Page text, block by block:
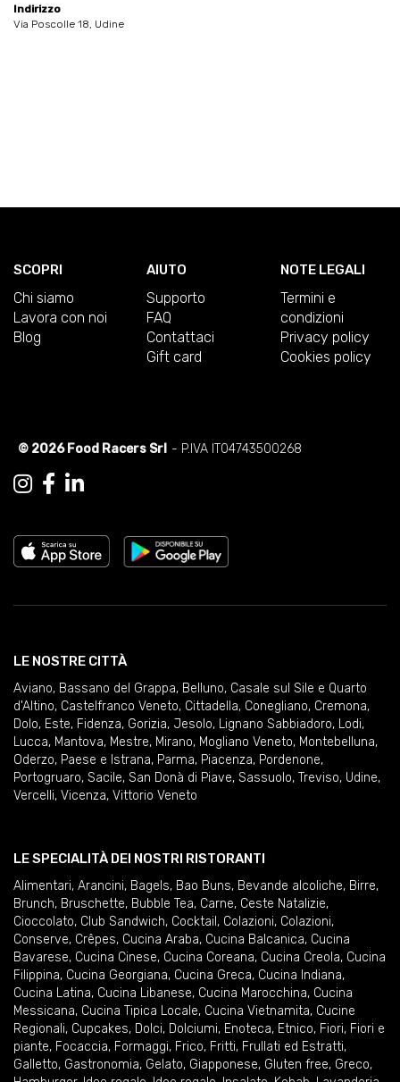
Indirizzo
Via Poscolle 18, Udine
SCOPRI
Chi siamo
Lavora con noi
Blog
AIUTO
Supporto
FAQ
Contattaci
Gift card
NOTE LEGALI
Termini e
condizioni
Privacy policy
Cookies policy
© 2026 Food Racers Srl - P.IVA IT04743500268
LE NOSTRE CITTÀ
Aviano, Bassano del Grappa, Belluno, Casale sul Sile e Quarto
d'Altino, Castelfranco Veneto, Cittadella, Conegliano, Cremona,
Dolo, Este, Fidenza, Gorizia, Jesolo, Lignano Sabbiadoro, Lodi,
Lucca, Mantova, Mestre, Mirano, Mogliano Veneto, Montebelluna,
Oderzo, Paese e Istrana, Parma, Piacenza, Pordenone,
Portogruaro, Sacile, San Donà di Piave, Sassuolo, Treviso, Udine,
Vercelli, Vicenza, Vittorio Veneto
LE SPECIALITÀ DEI NOSTRI RISTORANTI
Alimentari, Arancini, Bagels, Bao Buns, Bevande alcoliche, Birre,
Brunch, Bruschette, Bubble Tea, Carne, Ceste Natalizie,
Cioccolato, Club Sandwich, Cocktail , Colazioni, Colazioni,
Conserve, Crêpes, Cucina Araba, Cucina Balcanica, Cucina
Bavarese, Cucina Cinese, Cucina Coreana, Cucina Creola, Cucina
Filippina, Cucina Georgiana, Cucina Greca, Cucina Indiana,
Cucina Latina, Cucina Libanese, Cucina Marocchina, Cucina
Messicana, Cucina Tipica Locale, Cucina Vietnamita, Cucine
Regionali, Cupcakes, Dolci, Dolciumi, Enoteca, Etnico, Fiori, Fiori e
piante, Focaccia, Formaggi, Frico, Fritti, Frullati ed Estratti,
Galletto, Gastronomia, Gelato, Giapponese, Gluten free, Greco,